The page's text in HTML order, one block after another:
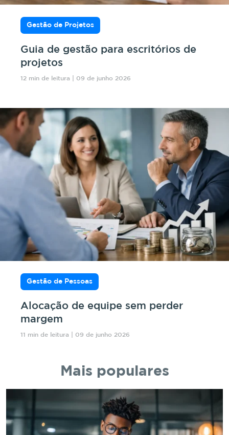
Gestão de Projetos
Guia de gestão para escritórios de
projetos
12 min de leitura | 09 de junho 2026
Gestão de Pessoas
Alocação de equipe sem perder
margem
11 min de leitura | 09 de junho 2026
Mais populares